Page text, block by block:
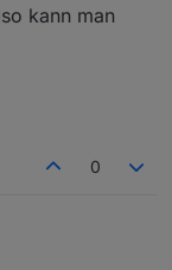
kann man
0